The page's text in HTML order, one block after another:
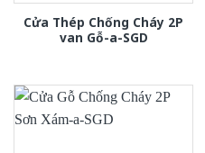
Cửa Thép Chống Cháy 2P
van Gỗ-a-SGD